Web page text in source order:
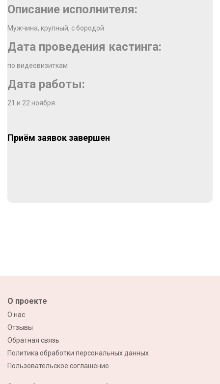
Описание исполнителя:
Мужчина, крупный, с бородой
Дата проведения кастинга:
по видеовизиткам
Дата работы:
21 и 22 ноября
Приём заявок завершен
О проекте
О нас
Отзывы
Обратная связь
Политика обработки персональных данных
Пользовательское соглашение